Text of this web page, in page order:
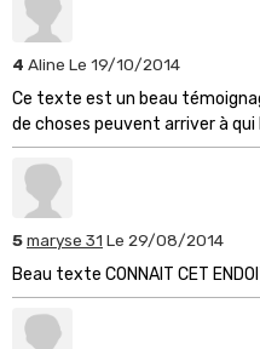
4 Aline Le 19/10/2014
Ce texte est un beau
de choses peuvent arriver à qui
5maryse 31 Le 29/08/2014
Beau texte CONNAIT CET